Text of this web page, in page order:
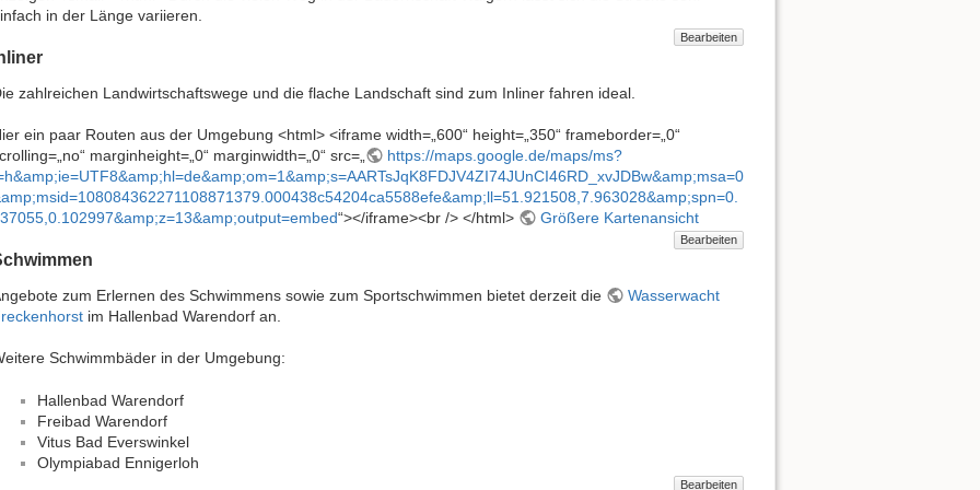
in der Länge variieren.
Bearbeiten
zahlreichen Landwirtschaftswege und die flache Landschaft sind zum Inliner fahren ideal.
ein paar Routen aus der Umgebung <html> <iframe width=„600“ height=„350“ frameborder=„0“
marginheight=„0“ marginwidth=„0“ src=„
https://maps.google.de/maps/ms?
“></iframe><br /> </html> Größere Kartenansicht
Bearbeiten
zum Erlernen des Schwimmens sowie zum Sportschwimmen bietet derzeit die
Wasserwacht
im Hallenbad Warendorf an.
Schwimmbäder in der Umgebung:
Hallenbad Warendorf
Freibad Warendorf
Vitus Bad Everswinkel
Olympiabad Ennigerloh
Bearbeiten